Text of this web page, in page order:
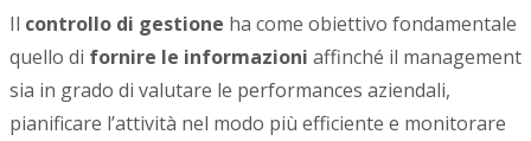
Il controllo di gestione ha come obiettivo fondamentale
quello di fornire le informazioni affinché il management
sia in grado di valutare le performances aziendali,
pianificare l’attività nel modo più efficiente e monitorare